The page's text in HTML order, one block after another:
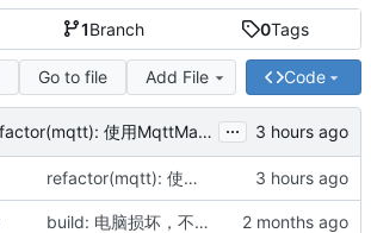
1Branch 0Tags
Go to file Add File Code
refactor(mqtt): 使用MqttManager中的MQTT_TOPIC_COMMAND常量 ...
refactor(mqtt): 使用MqttManager中的MQTT_TOPIC_COMMAND常量
build: 电脑损坏，不知道改了啥